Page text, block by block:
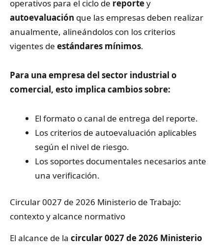
operativos para el ciclo de reportey
autoevaluación que las empresas deben realizar
anualmente, alineándolos con los criterios
vigentes de estándares mínimos.
Para una empresa del sector industrial o
comercial, esto implica cambios sobre:
El formato o canal de entrega del reporte.
Los criterios de autoevaluación aplicables
según el nivel de riesgo.
Los soportes documentales necesarios ante
una verificación.
Circular 0027 de 2026 Ministerio de Trabajo:
contexto y alcance normativo
El alcance de la circular 0027 de 2026 Ministerio